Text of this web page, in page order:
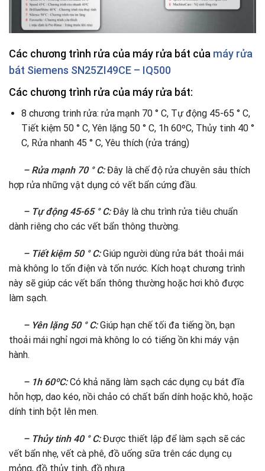
Các chương trình rửa của máy rửa bát của máy rửa
bát Siemens SN25ZI49CE – IQ500
Các chương trình rửa của máy rửa bát:
8 chương trinh rửa: rửa mạnh 70 ° C, Tự động 45-65 ° C,
Tiết kiệm 50 ° C, Yên lặng 50 ° C, 1h 60ºC, Thủy tinh 40 °
C, Rửa nhanh 45 ° C, Yêu thích (rửa tráng)
– Rửa mạnh 70 ° C:Đây là chế độ rửa chuyên sâu thích
hợp rửa những vật dụng có vết bẩn cứng đầu.
– Tự động 45-65 ° C:Đây là chu trình rửa tiêu chuẩn
dành riêng cho các vết bẩn thông thường.
– Tiết kiệm 50 ° C:Giúp người dùng rửa bát thoải mái
mà không lo tốn điện và tốn nước. Kích hoạt chương trình
này sẽ giúp các vết bẩn thông thường hoặc hơi khô được
làm sạch.
– Yên lặng 50 ° C:Giúp hạn chế tối đa tiếng ồn, bạn
thoải mái nghỉ ngơi mà không lo có tiếng ồn khi máy vận
hành.
– 1h 60ºC:Có khả năng làm sạch các dụng cụ bát đĩa
hỗn hợp, dao kéo, nồi chảo có chất bẩn dính hoặc khô, hoặc
dính tinh bột lên men.
– Thủy tinh 40 ° C:Được thiết lập để làm sạch sẽ các
vết bẩn nhẹ, vết cà phê, đồ uống sữa trên các dụng cụ
mỏng, đồ thủy tinh, đồ nhựa.